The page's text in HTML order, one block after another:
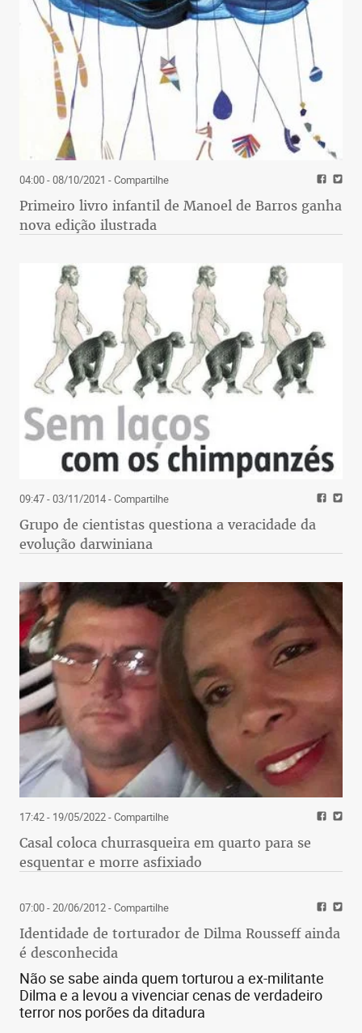
04:00 - 08/10/2021 - Compartilhe
Primeiro livro infantil de Manoel de Barros ganha
nova edição ilustrada
09:47 - 03/11/2014- Compartilhe
Grupo de cientistas questiona a veracidade da
evolução darwiniana
17:42 - 19/05/2022- Compartilhe
Casal coloca churrasqueira em quarto para se
esquentar e morre asfixiado
07:00 - 20/06/2012- Compartilhe
Identidade de torturador de Dilma Rousseff ainda
é desconhecida
Não se sabe ainda quem torturou a ex-militante
Dilma e a levou a vivenciar cenas de verdadeiro
terror nos porões da ditadura